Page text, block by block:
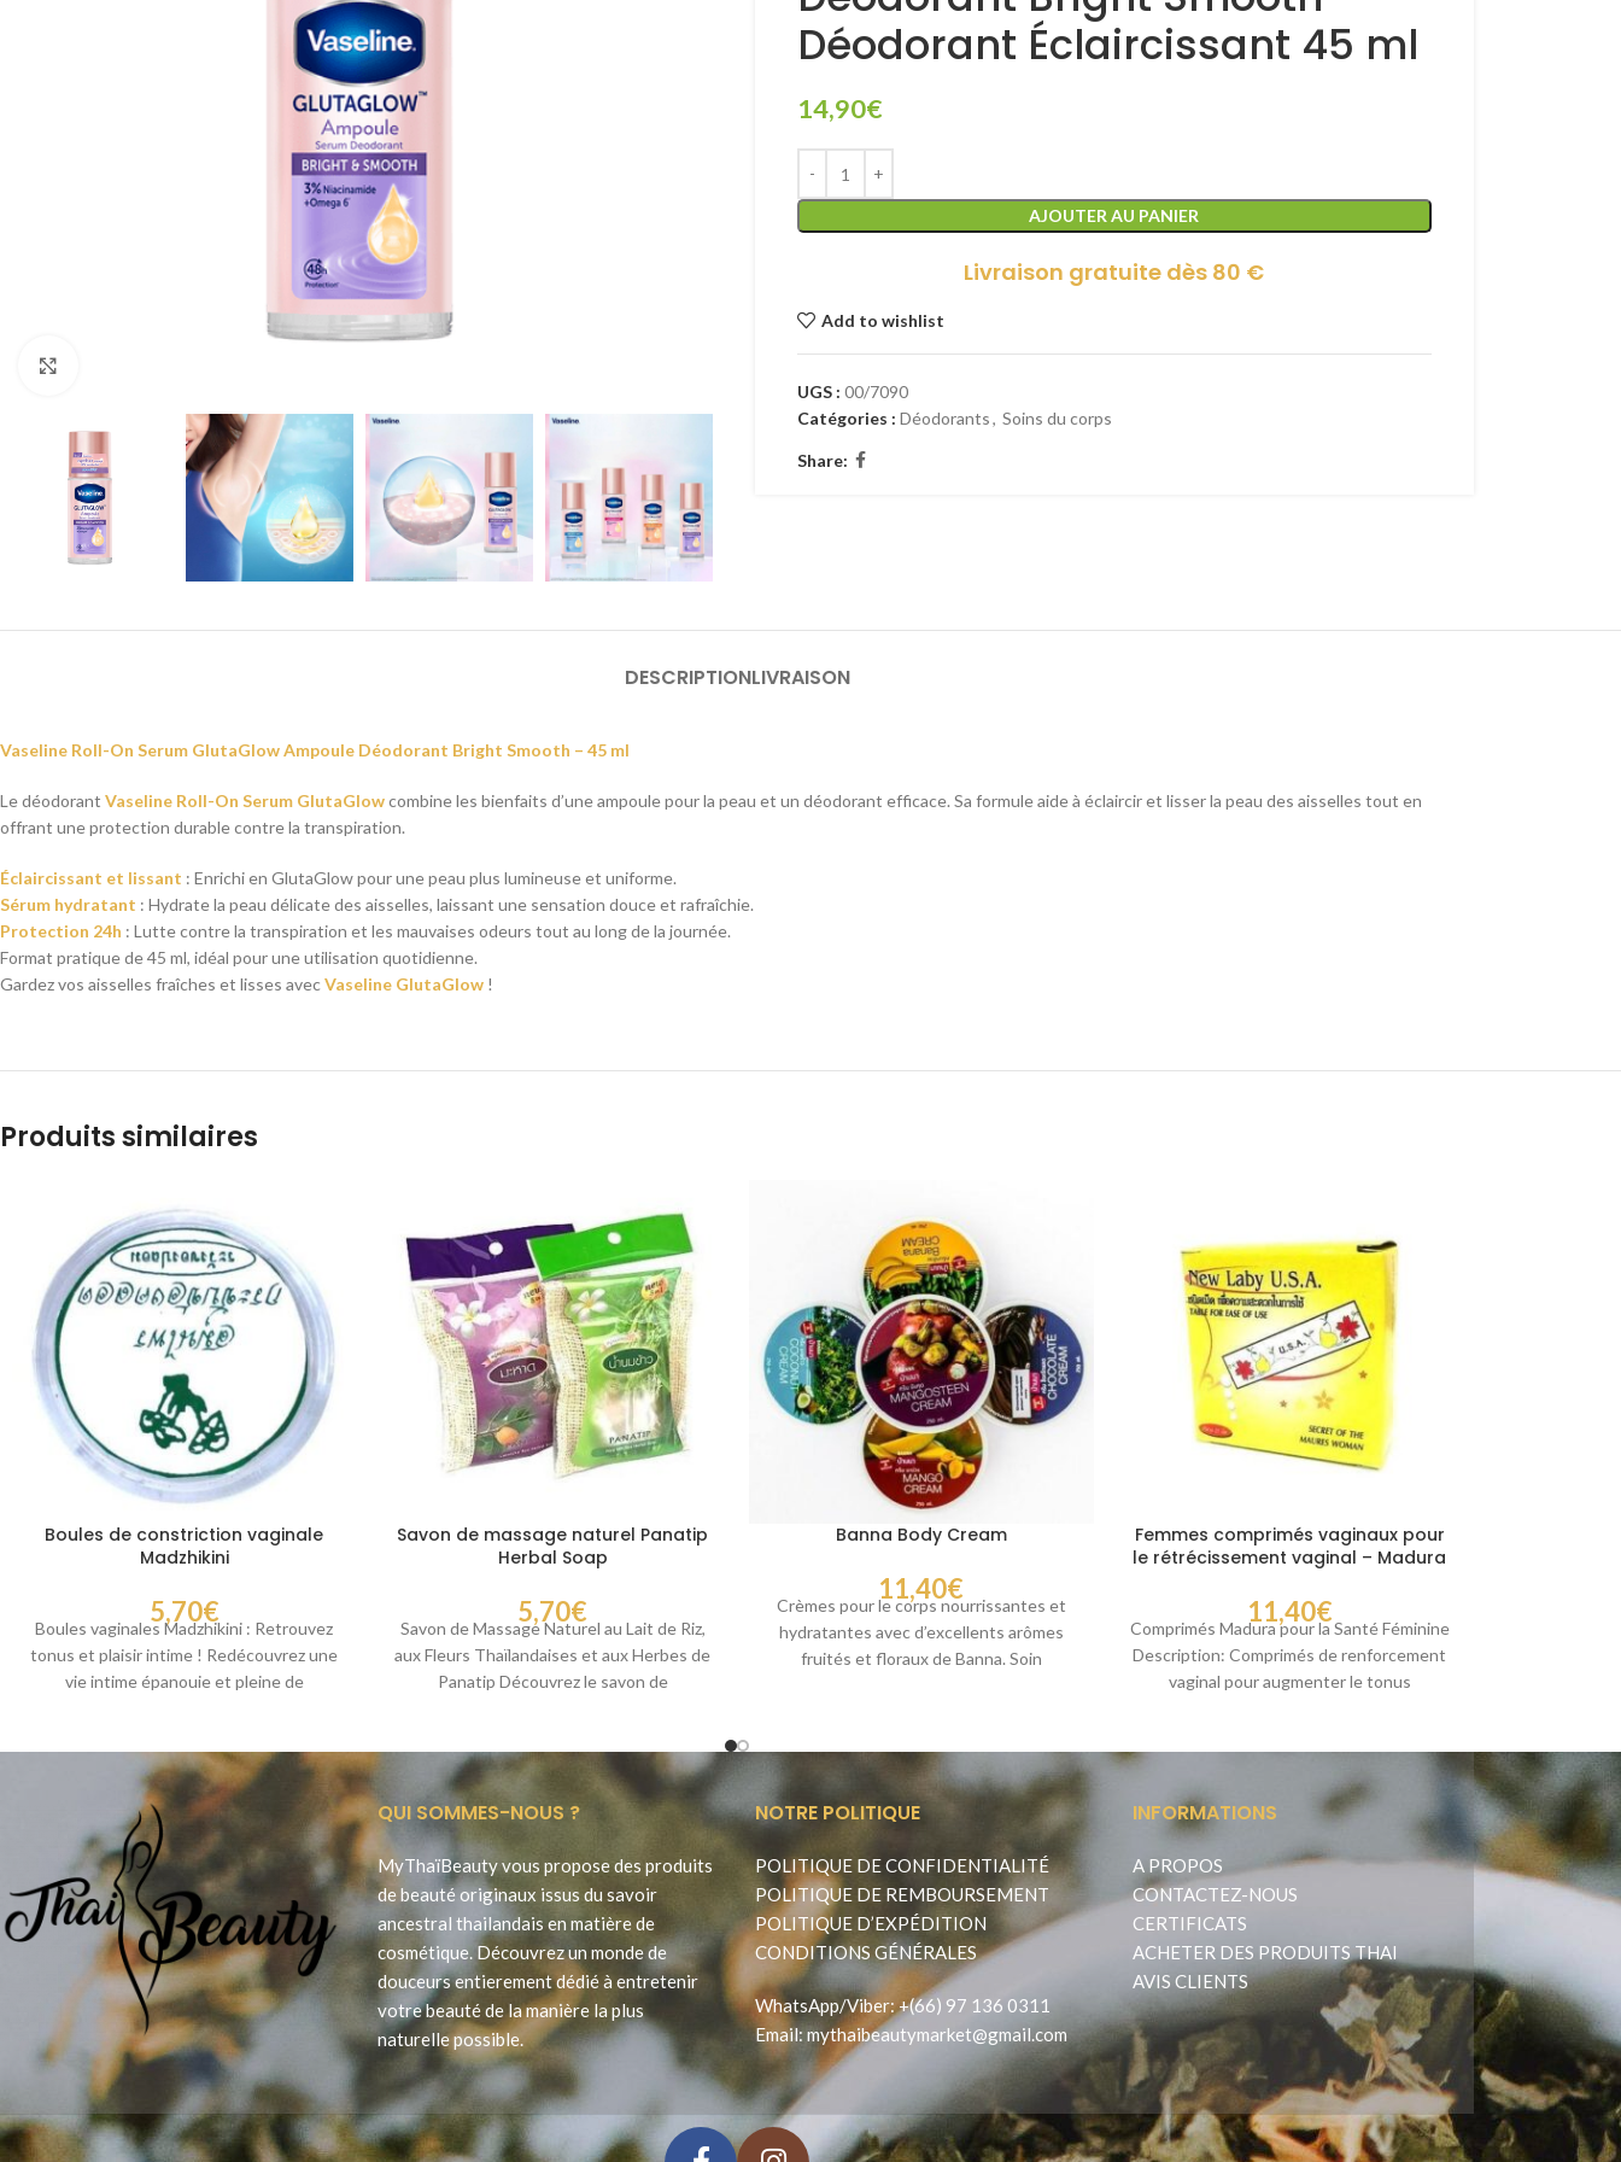
Déodorant Éclaircissant 45 ml
14,90€
AJOUTER AU PANIER
Livraison gratuite dès 80 €
Add to wishlist
UGS : 00/7090
Catégories : Déodorants, Soins du corps
Share:
DESCRIPTIONLIVRAISON
Vaseline Roll-On Serum GlutaGlow Ampoule Déodorant Bright Smooth – 45 ml
Le déodorant Vaseline Roll-On Serum GlutaGlowcombine les bienfaits d’une ampoule pour la peau et un déodorant efficace. Sa formule aide à éclaircir et lisser la peau des aisselles tout en
offrant une protection durable contre la transpiration.
Éclaircissant et lissant : Enrichi en GlutaGlow pour une peau plus lumineuse et uniforme.
Sérum hydratant : Hydrate la peau délicate des aisselles, laissant une sensation douce et rafraîchie.
Protection 24h : Lutte contre la transpiration et les mauvaises odeurs tout au long de la journée.
Format pratique de 45 ml, idéal pour une utilisation quotidienne.
Gardez vos aisselles fraîches et lisses avecVaseline GlutaGlow !
Produits similaires
Boules de constriction vaginale
Madzhikini
5,70€
Boules vaginales Madzhikini : Retrouvez
tonus et plaisir intime ! Redécouvrez une
vie intime épanouie et pleine de
Savon de massage naturel Panatip
Herbal Soap
5,70€
Savon de Massage Naturel au Lait de Riz,
aux Fleurs Thaïlandaises et aux Herbes de
Panatip Découvrez le savon de
Banna Body Cream
11,40€
Crèmes pour le corps nourrissantes et
hydratantes avec d’excellents arômes
fruités et floraux de Banna. Soin
Femmes comprimés vaginaux pour
le rétrécissement vaginal – Madura
11,40€
Comprimés Madura pour la Santé Féminine
Description: Comprimés de renforcement
vaginal pour augmenter le tonus
QUI SOMMES-NOUS ?
MyThaïBeauty vous propose des produits
de beauté originaux issus du savoir
ancestral thailandais en matière de
cosmétique. Découvrez un monde de
douceurs entierement dédié à entretenir
votre beauté de la manière la plus
naturelle possible.
NOTRE POLITIQUE
POLITIQUE DE CONFIDENTIALITÉ
POLITIQUE DE REMBOURSEMENT
POLITIQUE D’EXPÉDITION
CONDITIONS GÉNÉRALES
WhatsApp/Viber: +(66) 97 136 0311
Email: mythaibeautymarket@gmail.com
INFORMATIONS
A PROPOS
CONTACTEZ-NOUS
CERTIFICATS
ACHETER DES PRODUITS THAI
AVIS CLIENTS